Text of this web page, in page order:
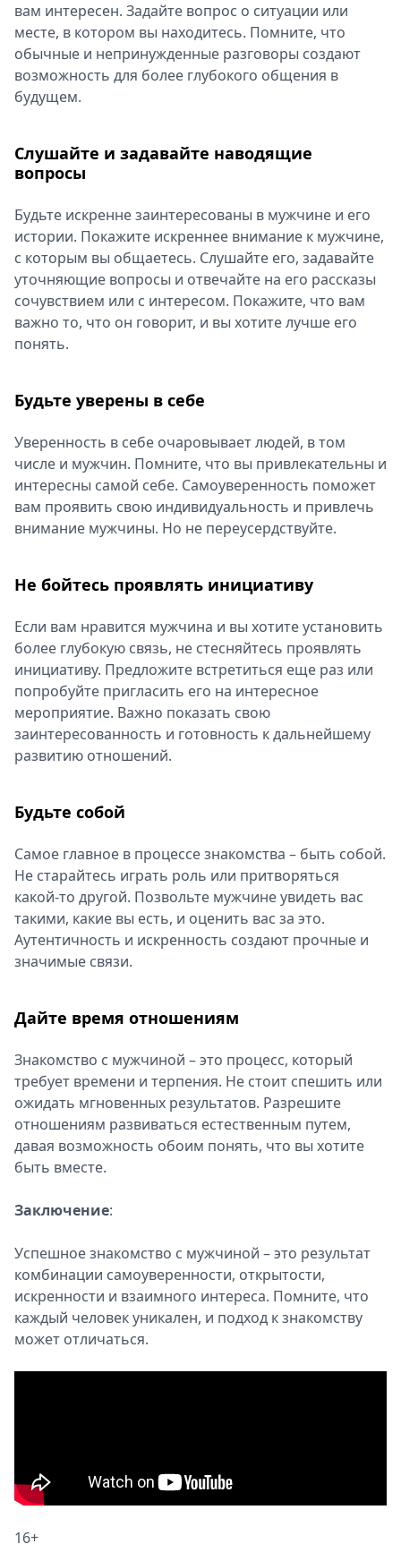
вам интересен. Задайте вопрос о ситуации или
месте, в котором вы находитесь. Помните, что
обычные и непринужденные разговоры создают
возможность для более глубокого общения в
будущем.
Слушайте и задавайте наводящие
вопросы
Будьте искренне заинтересованы в мужчине и его
истории. Покажите искреннее внимание к мужчине,
с которым вы общаетесь. Слушайте его, задавайте
уточняющие вопросы и отвечайте на его рассказы
сочувствием или с интересом. Покажите, что вам
важно то, что он говорит, и вы хотите лучше его
понять.
Будьте уверены в себе
Уверенность в себе очаровывает людей, в том
числе и мужчин. Помните, что вы привлекательны и
интересны самой себе. Самоуверенность поможет
вам проявить свою индивидуальность и привлечь
внимание мужчины. Но не переусердствуйте.
Не бойтесь проявлять инициативу
Если вам нравится мужчина и вы хотите установить
более глубокую связь, не стесняйтесь проявлять
инициативу. Предложите встретиться еще раз или
попробуйте пригласить его на интересное
мероприятие. Важно показать свою
заинтересованность и готовность к дальнейшему
развитию отношений.
Будьте собой
Самое главное в процессе знакомства – быть собой.
Не старайтесь играть роль или притворяться
какой-то другой. Позвольте мужчине увидеть вас
такими, какие вы есть, и оценить вас за это.
Аутентичность и искренность создают прочные и
значимые связи.
Дайте время отношениям
Знакомство с мужчиной – это процесс, который
требует времени и терпения. Не стоит спешить или
ожидать мгновенных результатов. Разрешите
отношениям развиваться естественным путем,
давая возможность обоим понять, что вы хотите
быть вместе.
Заключение:
Успешное знакомство с мужчиной – это результат
комбинации самоуверенности, открытости,
искренности и взаимного интереса. Помните, что
каждый человек уникален, и подход к знакомству
может отличаться.
16+